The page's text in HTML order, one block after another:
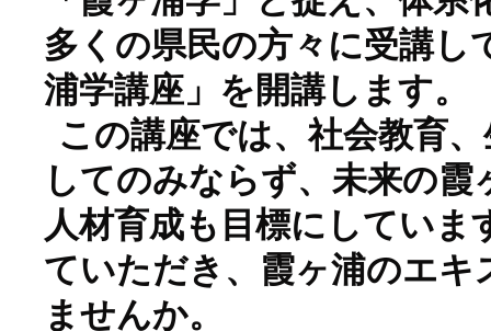
多くの県民の方々に受講し
浦学講座」を開講します。
この講座では、社会教育
してのみならず、未来の霞
人材育成も目標にしていま
ていただき、霞ヶ浦のエキ
ませんか。